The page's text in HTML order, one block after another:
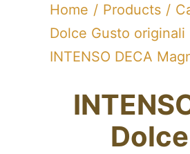
Home Products
Dolce Gusto originali
INTENSO DECA